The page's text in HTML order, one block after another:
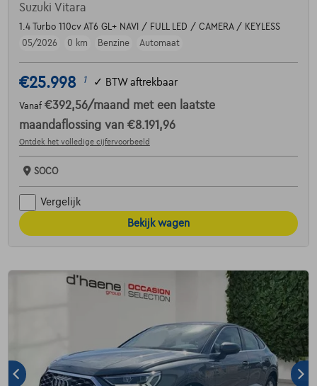
Suzuki Vitara
1.4 Turbo 110cv AT6 GL+ NAVI / FULL LED / CAMERA / KEYLESS
05/2026
0 km Benzine Automaat
€25.998 1 ✓ BTW aftrekbaar
Vanaf €392,56/maand met een laatste
maandaflossing van €8.191,96
Ontdek het volledige cijfervoorbeeld
SOCO
Vergelijk
Bekijk wagen